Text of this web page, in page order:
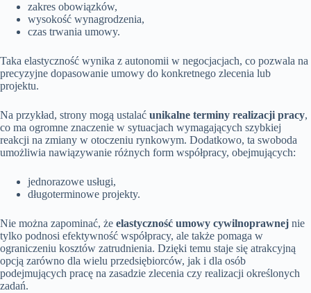
zakres obowiązków,
wysokość wynagrodzenia,
czas trwania umowy.
Taka elastyczność wynika z autonomii w negocjacjach, co pozwala na
precyzyjne dopasowanie umowy do konkretnego zlecenia lub
projektu.
Na przykład, strony mogą ustalać unikalne terminy realizacji pracy,
co ma ogromne znaczenie w sytuacjach wymagających szybkiej
reakcji na zmiany w otoczeniu rynkowym. Dodatkowo, ta swoboda
umożliwia nawiązywanie różnych form współpracy, obejmujących:
jednorazowe usługi,
długoterminowe projekty.
Nie można zapominać, że elastyczność umowy cywilnoprawnej nie
tylko podnosi efektywność współpracy, ale także pomaga w
ograniczeniu kosztów zatrudnienia. Dzięki temu staje się atrakcyjną
opcją zarówno dla wielu przedsiębiorców, jak i dla osób
podejmujących pracę na zasadzie zlecenia czy realizacji określonych
zadań.